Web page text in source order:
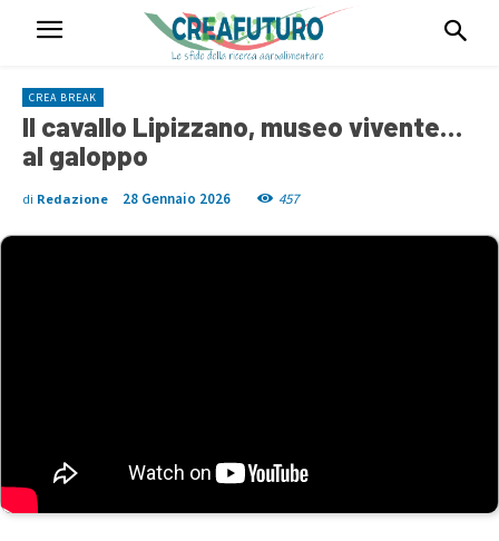
CREA BREAK
Il cavallo Lipizzano, museo vivente…
al galoppo
di Redazione 28 Gennaio 2026 457